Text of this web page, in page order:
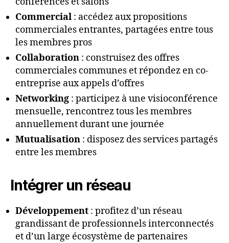
Commercial : accédez aux propositions
commerciales entrantes, partagées entre tous
les membres pros
Collaboration : construisez des offres
commerciales communes et répondez en co-
entreprise aux appels d’offres
Networking : participez à une visioconférence
mensuelle, rencontrez tous les membres
annuellement durant une journée
Mutualisation : disposez des services partagés
entre les membres
Intégrer un réseau
Développement : profitez d’un réseau
grandissant de professionnels interconnectés
et d’un large écosystème de partenaires